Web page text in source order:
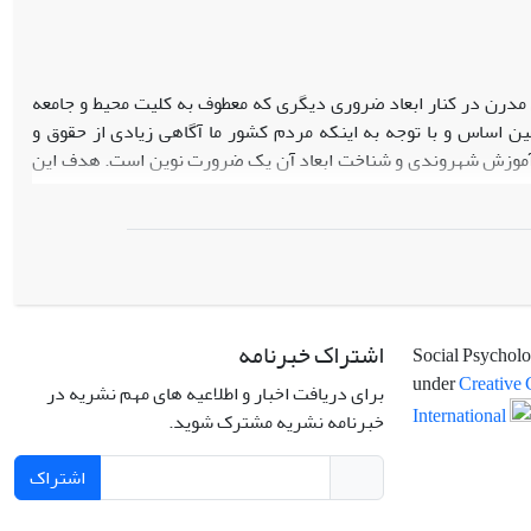
در کنار ابعاد ضروری دیگری که معطوف به کلیت محیط و جامعه
اساس و با توجه به اینکه مردم کشور ما آگاهی زیادی از حقوق و
آموزش شهروندی و شناخت ابعاد آن یک ضرورت نوین است. هدف این
مشتمل بر فنون آموزشی متمرکز بر آموزش شهروندی سیاسی،
شهروندی در دوازده نشست نود دقیقه­ای طراحی شد. ضریب توافق
به رشد نگرش­ها و رفتارهای شهروندی افراد جامعه کمک کرده و
Social
underCreative
International
اشتراک خبرنامه
برای دریافت اخبار و اطلاعیه های مهم نشریه در
خبرنامه نشریه مشترک شوید.
اشتراک